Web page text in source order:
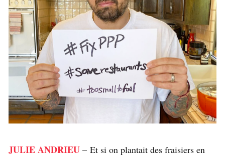
JULIE ANDRIEU – Et si on plantait des fraisiers en